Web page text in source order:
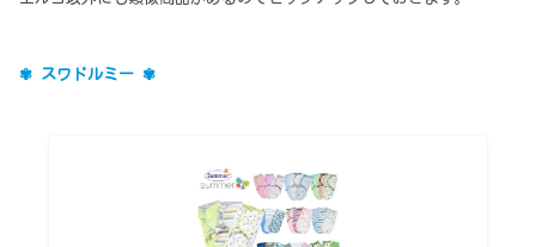
✾ スワドルミー ✾